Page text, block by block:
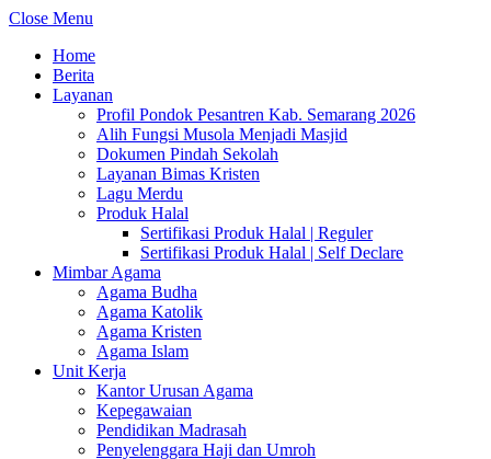
Close Menu
Home
Berita
Layanan
Profil Pondok Pesantren Kab. Semarang 2026
Alih Fungsi Musola Menjadi Masjid
Dokumen Pindah Sekolah
Layanan Bimas Kristen
Lagu Merdu
Produk Halal
Sertifikasi Produk Halal | Reguler
Sertifikasi Produk Halal | Self Declare
Mimbar Agama
Agama Budha
Agama Katolik
Agama Kristen
Agama Islam
Unit Kerja
Kantor Urusan Agama
Kepegawaian
Pendidikan Madrasah
Penyelenggara Haji dan Umroh